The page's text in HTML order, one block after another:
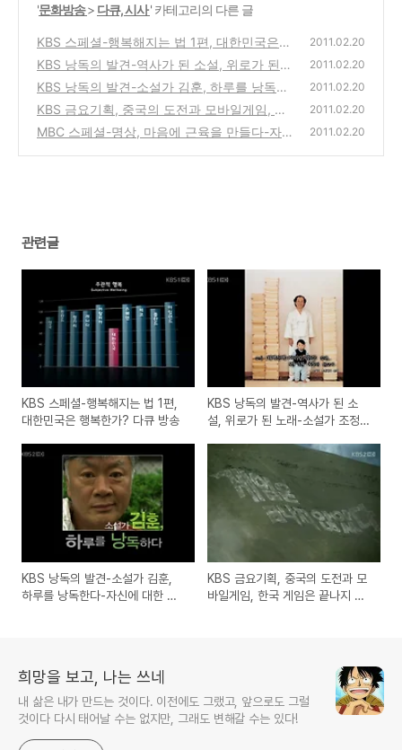
'문화방송> 다큐, 시사' 카테고리의 다른 글
KBS 스페셜-행복해지는 법 1편, 대한민국은
행복한가? 다큐 방송
(0)
2011.02.20
KBS 낭독의 발견-역사가 된 소설, 위로가 된
노래-소설가 조정래 & 소리꾼 장사익
(0)
2011.02.20
KBS 낭독의 발견-소설가 김훈, 하루를 낭독한
다-자신에 대한 엄격함!
(0)
2011.02.20
KBS 금요기획, 중국의 도전과 모바일게임, 한
국 게임은 끝나지 않았다
(0)
2011.02.20
MBC 스페셜-명상, 마음에 근육을 만들다-자
2011.02.20
관련글
KBS 스페셜-행복해지는 법 1편,
대한민국은 행복한가? 다큐 방송
KBS 낭독의 발견-역사가 된 소
설, 위로가 된 노래-소설가 조정래
KBS 낭독의 발견-소설가 김훈,
하루를 낭독한다-자신에 대한 엄
KBS 금요기획, 중국의 도전과 모
바일게임, 한국 게임은 끝나지 않
희망을 보고, 나는 쓰네
내 삶은 내가 만드는 것이다. 이전에도 그랬고, 앞으로도 그럴
것이다 다시 태어날 수는 없지만, 그래도 변해갈 수는 있다!